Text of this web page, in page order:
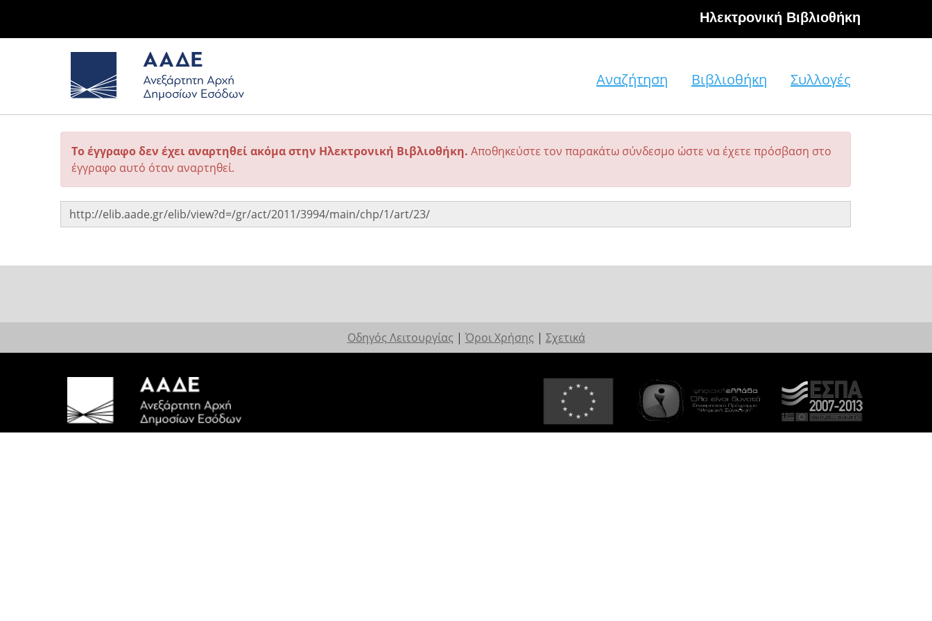
Hλεκτρονική Βιβλιοθήκη
Αναζήτηση Βιβλιοθήκη Συλλογές
Το έγγραφο δεν έχει αναρτηθεί ακόμα στην Ηλεκτρονική Βιβλιοθήκη. Αποθηκεύστε τον παρακάτω σύνδεσμο ώστε να έχετε πρόσβαση στο
έγγραφο αυτό όταν αναρτηθεί.
Οδηγός Λειτουργίας | Όροι Χρήσης | Σχετικά